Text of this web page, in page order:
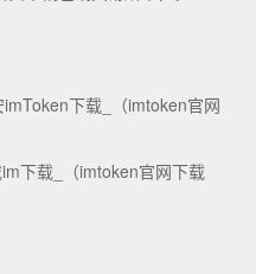
下载_（imtoken官网
下载_（imtoken官网下载